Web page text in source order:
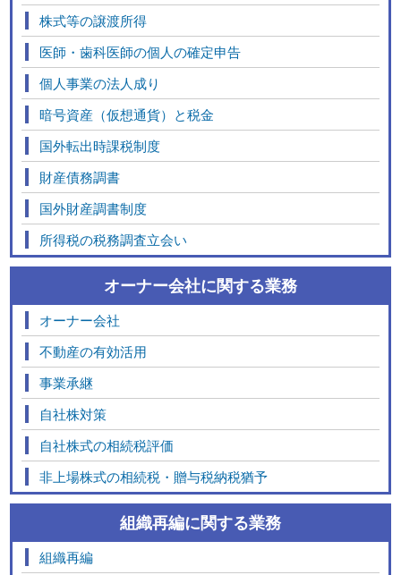
株式等の譲渡所得
医師・歯科医師の個人の確定申告
個人事業の法人成り
暗号資産（仮想通貨）と税金
国外転出時課税制度
財産債務調書
国外財産調書制度
所得税の税務調査立会い
オーナー会社に関する業務
オーナー会社
不動産の有効活用
事業承継
自社株対策
自社株式の相続税評価
非上場株式の相続税・贈与税納税猶予
組織再編に関する業務
組織再編